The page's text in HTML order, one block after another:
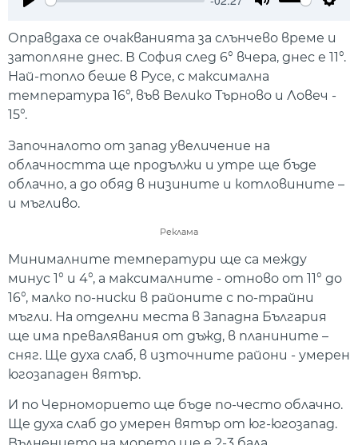
Оправдаха се очакванията за слънчево време и
затопляне днес. В София след 6° вчера, днес е 11°.
Най-топло беше в Русе, с максимална
температура 16°, във Велико Търново и Ловеч -
15°.
Започналото от запад увеличение на
облачността ще продължи и утре ще бъде
облачно, а до обяд в низините и котловините –
и мъгливо.
Реклама
Минималните температури ще са между
минус 1° и 4°, а максималните - отново от 11° до
16°, малко по-ниски в районите с по-трайни
мъгли. На отделни места в Западна България
ще има превалявания от дъжд, в планините –
сняг. Ще духа слаб, в източните райони - умерен
югозападен вятър.
И по Черноморието ще бъде по-често облачно.
Ще духа слаб до умерен вятър от юг-югозапад.